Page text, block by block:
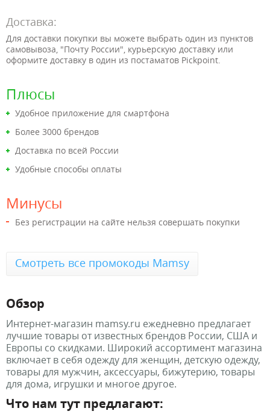
Доставка:
Для доставки покупки вы можете выбрать один из пунктов
самовывоза, "Почту России", курьерскую доставку или
оформите доставку в один из постаматов Pickpoint.
Плюсы
Удобное приложение для смартфона
Более 3000 брендов
Доставка по всей России
Удобные способы оплаты
Минусы
Без регистрации на сайте нельзя совершать покупки
Смотреть все промокоды Mamsy
Обзор
Интернет-магазин mamsy.ru ежедневно предлагает
лучшие товары от известных брендов России, США и
Европы со скидками. Широкий ассортимент магазина
включает в себя одежду для женщин, детскую одежду,
товары для мужчин, аксессуары, бижутерию, товары
для дома, игрушки и многое другое.
Что нам тут предлагают: